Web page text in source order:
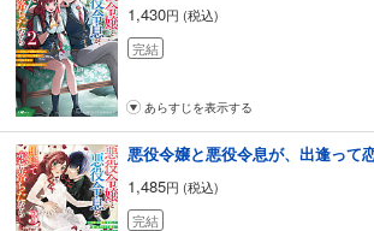
1,430円 (税込)
完結
あらすじを表示する
1,485円 (税込)
完結